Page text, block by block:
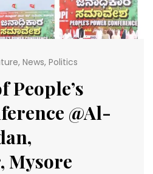
, News, Politics
People’s
@Al-
Mysore